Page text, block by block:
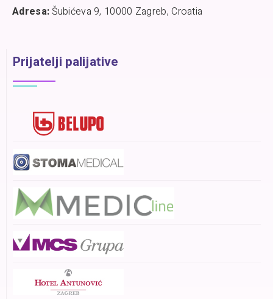
Adresa:Šubićeva 9, 10000 Zagreb, Croatia
Prijatelji palijative